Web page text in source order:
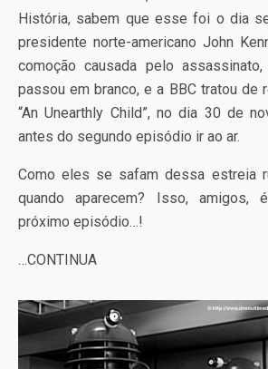
História, sabem que esse foi o dia
presidente norte-americano John
comoção causada pelo
passou em branco, e a BBC tratou de
“An Unearthly Child”, no dia 30 de
antes do segundo episódio ir ao ar.
Como eles se safam dessa estreia
quando aparecem? Isso, amigos,
próximo episódio…!
…CONTINUA